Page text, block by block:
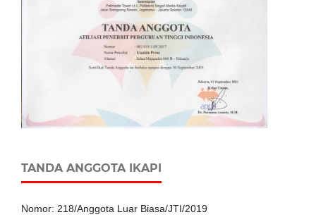
TANDA ANGGOTA IKAPI
Nomor: 218/Anggota Luar Biasa/JTI/2019